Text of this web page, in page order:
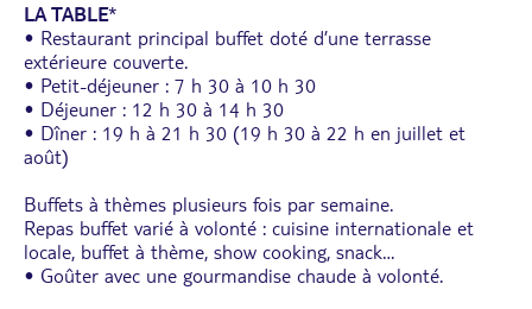
LA TABLE*
• Restaurant principal buffet doté d’une terrasse
extérieure couverte.
• Petit-déjeuner : 7 h 30 à 10 h 30
• Déjeuner : 12 h 30 à 14 h 30
• Dîner : 19 h à 21 h 30 (19 h 30 à 22 h en juillet et
août)
Buffets à thèmes plusieurs fois par semaine.
Repas buffet varié à volonté : cuisine internationale et
locale, buffet à thème, show cooking, snack…
• Goûter avec une gourmandise chaude à volonté.